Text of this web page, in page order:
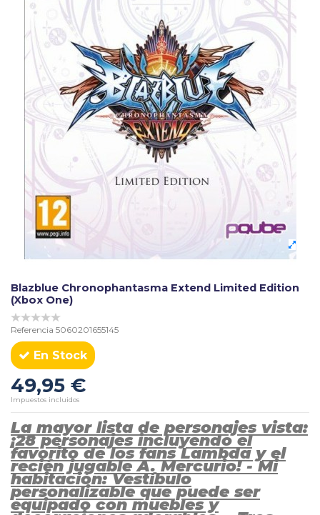
Blazblue Chronophantasma Extend Limited Edition
(Xbox One)
Referencia 5060201655145
En Stock
49,95 €
Impuestos incluidos
La mayor lista de personajes vista:
¡28 personajes incluyendo el
favorito de los fans Lambda y el
recién jugable A. Mercurio! - Mi
habitación: Vestíbulo
personalizable que puede ser
equipado con muebles y